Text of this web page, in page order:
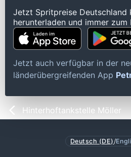
Jetzt Spritpreise Deutschland
herunterladen und immer zum
Jetzt auch verfügbar in der
länderübergreifenden App
Hinterhoftankstelle Möller
Deutsch (DE) /